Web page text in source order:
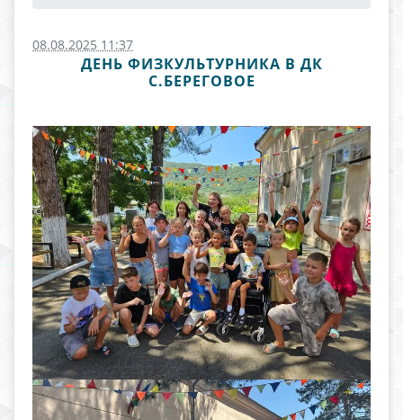
08.08.2025 11:37
ДЕНЬ ФИЗКУЛЬТУРНИКА В ДК
С.БЕРЕГОВОЕ